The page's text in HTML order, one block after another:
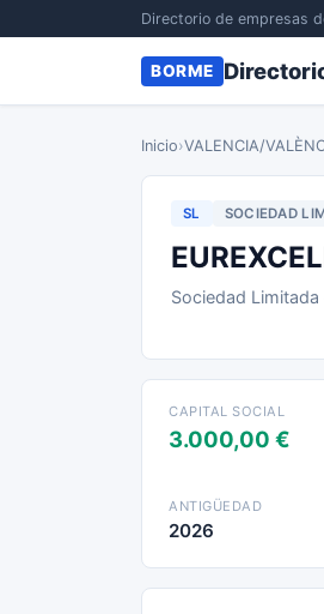
Directorio de empresas
BORME
Inicio›VALENCIA/
SL SOCIEDAD
Sociedad
CAPITAL SOCIAL
3.000,00 €
ANTIGÜEDAD
2026